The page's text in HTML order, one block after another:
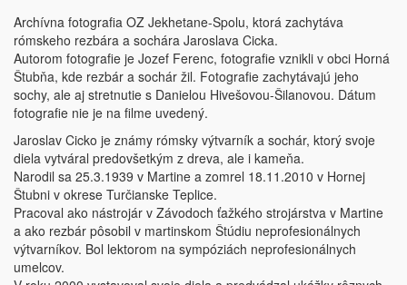
Archívna fotografia OZ Jekhetane-Spolu, ktorá zachytáva
rómskeho rezbára a sochára Jaroslava Cicka.
Autorom fotografie je Jozef Ferenc, fotografie vznikli v obci Horná
Štubňa, kde rezbár a sochár žil. Fotografie zachytávajú jeho
sochy, ale aj stretnutie s Danielou Hivešovou-Šilanovou. Dátum
fotografie nie je na filme uvedený.
Jaroslav Cicko je známy rómsky výtvarník a sochár, ktorý svoje
diela vytváral predovšetkým z dreva, ale i kameňa.
Narodil sa 25.3.1939 v Martine a zomrel 18.11.2010 v Hornej
Štubni v okrese Turčianske Teplice.
Pracoval ako nástrojár v Závodoch ťažkého strojárstva v Martine
a ako rezbár pôsobil v martinskom Štúdiu neprofesionálnych
výtvarníkov. Bol lektorom na sympóziách neprofesionálnych
umelcov.